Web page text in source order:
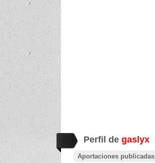
Perfil de gaslyx
Aportaciones publicadas